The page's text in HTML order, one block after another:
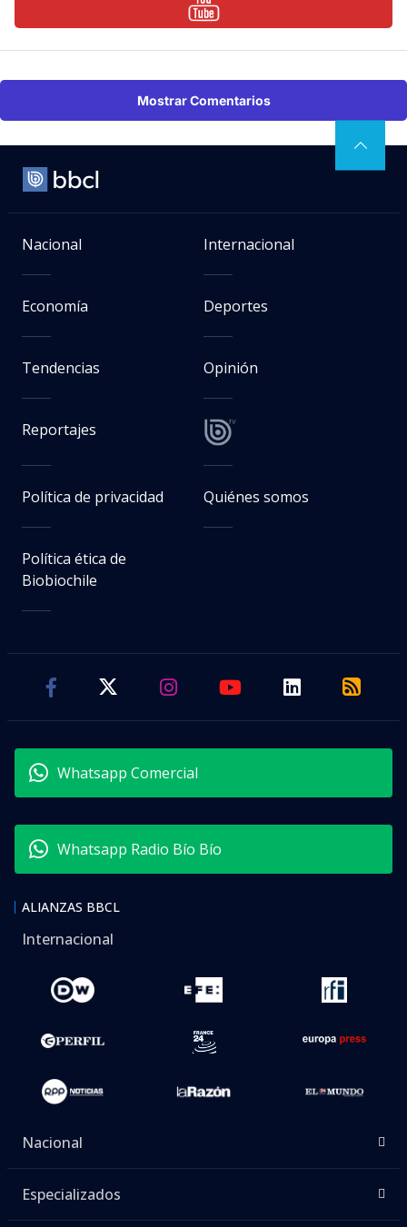
Mostrar Comentarios
Nacional Internacional
Economía Deportes
Tendencias Opinión
Reportajes
Política de privacidad Quiénes somos
Política ética de
Biobiochile
Whatsapp Comercial
Whatsapp Radio Bío Bío
ALIANZAS BBCL
Internacional
Nacional
Especializados